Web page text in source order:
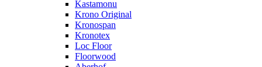
Kastamonu
Krono Original
Kronospan
Kronotex
Loc Floor
Floorwood